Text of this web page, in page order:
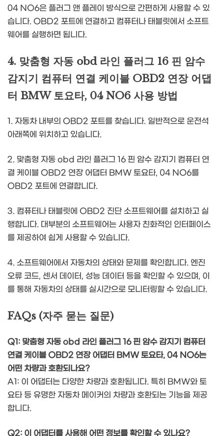
04 NO6은 플러그 앤 플레이 방식으로 간편하게 사용할 수 있
습니다. OBD2 포트에 연결하고 컴퓨터나 태블릿에서 소프트
웨어를 실행하면 됩니다.
4. 맞춤형 자동 obd 라인 플러그 16 핀 암수
감지기 컴퓨터 연결 케이블 OBD2 연장 어댑
터 BMW 토요타, 04 NO6 사용 방법
1. 자동차 내부의 OBD2 포트를 찾습니다. 일반적으로 운전석
아래쪽에 위치하고 있습니다.
2. 맞춤형 자동 obd 라인 플러그 16 핀 암수 감지기 컴퓨터 연
결 케이블 OBD2 연장 어댑터 BMW 토요타, 04 NO6를
OBD2 포트에 연결합니다.
3. 컴퓨터나 태블릿에 OBD2 진단 소프트웨어를 설치하고 실
행합니다. 대부분의 소프트웨어는 사용자 친화적인 인터페이스
를 제공하여 쉽게 사용할 수 있습니다.
4. 소프트웨어에서 자동차의 상태와 문제를 확인합니다. 엔진
오류 코드, 센서 데이터, 성능 데이터 등을 확인할 수 있으며, 이
를 통해 자동차의 상태를 실시간으로 모니터링할 수 있습니다.
FAQs (자주 묻는 질문)
Q1: 맞춤형 자동 obd 라인 플러그 16 핀 암수 감지기 컴퓨터
연결 케이블 OBD2 연장 어댑터 BMW 토요타, 04 NO6는
어떤 차량과 호환되나요?
A1: 이 어댑터는 다양한 차량과 호환됩니다. 특히 BMW와 토
요타 등 유명한 자동차 메이커의 차량과 호환되는 기능을 제공
합니다.
Q2: 이 어댑터를 사용해 어떤 정보를 확인할 수 있나요?